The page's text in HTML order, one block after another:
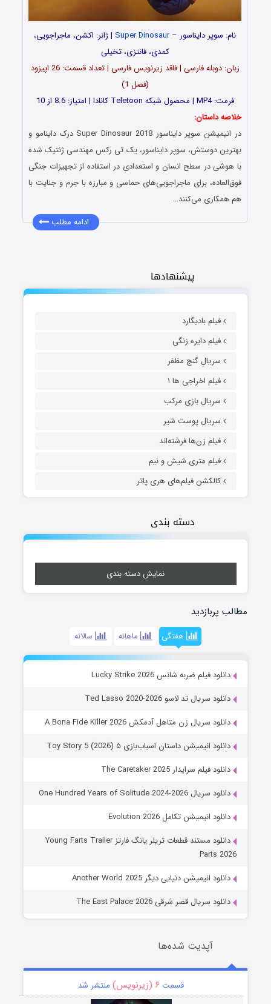
پیشنهادها
فیلم بادیگارد
فیلم دایره زنگی
سریال گنج مظفر
فیلم اخراجی ها ۱
سریال بازی مرکب
سریال پوست شیر
فیلم زن‌ها فرشته‌اند
فیلم متری شیش و نیم
کالکشن فیلم‌های هری پاتر
دسته بندی
نمایش دسته بندی
مطالب پربازدید
هفتگی ماهانه سالانه
دانلود فیلم ضربه شانس Lucky Strike 2026
دانلود سریال تد لاسو Ted Lasso 2020-2026
دانلود سریال زن متاهل آدمکش A Bona Fide Killer 2026
دانلود انیمیشن داستان اسباب‌بازی ۵ Toy Story 5 (2026)
دانلود فیلم سرایدار The Caretaker 2025
دانلود سریال One Hundred Years of Solitude 2024-2026
دانلود انیمیشن تکامل Evolution 2026
دانلود مستند قطعات تریلر یانگ فارتز Young Farts Trailer
Parts 2026
دانلود انیمیشن دنیایی دیگر Another World 2025
دانلود سریال قصر شرقی The East Palace 2026
نام: سوپر دایناسور –Super Dinosaur | ژانر: اکشن، ماجراجویی،
کمدی، فانتزی، تخیلی
زبان: دوبله فارسی | فاقد زیرنویس فارسی | تعداد قسمت‌‌: 26 اپیزود
(فصل 1)
فرمت: MP4 | محصول شبکه Teletoon کانادا | امتیاز: 8.6 از 10
خلاصه داستان:
در انیمیشن سوپر دایناسور Super Dinosaur 2018 درک داینامو و
بهترین دوستش، سوپر دایناسور، یک تی رکس مهندسی ژنتیک شده
با هوشی در سطح انسان و استعدادی در استفاده از تجهیزات جنگی
فوق‌العاده، برای ماجراجویی‌های حماسی و مبارزه با جرم و جنایت با
هم همکاری می‌کنند…
ادامه مطلب
آپدیت شده‌ها
قسمت ۶ (زیرنویس) منتشر شد